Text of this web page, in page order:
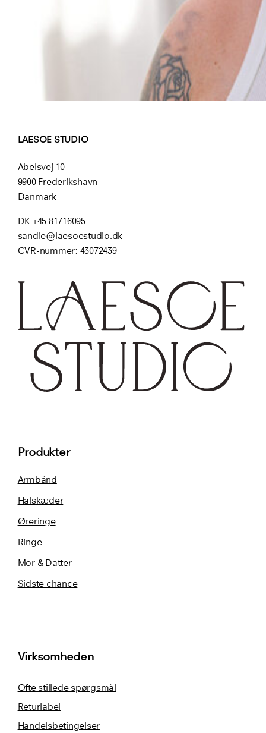
LAESOE STUDIO
Abelsvej 10
9900 Frederikshavn
Danmark
DK +45 81716095
sandie@laesoestudio.dk
CVR-nummer: 43072439
Produkter
Armbånd
Halskæder
Øreringe
Ringe
Mor & Datter
Sidste chance
Virksomheden
Ofte stillede spørgsmål
Returlabel
Handelsbetingelser